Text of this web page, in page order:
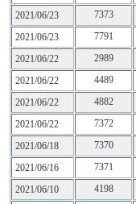
2021/06/23
7373
2021/06/23
7791
2021/06/22
2989
2021/06/22
4489
2021/06/22
4882
2021/06/22
7372
2021/06/18
7370
2021/06/16
7371
2021/06/10
4198